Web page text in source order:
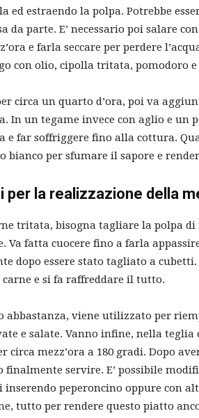
ed estraendo la polpa. Potrebbe
da parte. E’ necessario poi salare
e farla seccare per perdere
con olio, cipolla tritata, pomodoro e
circa un quarto d’ora, poi va
In un tegame invece con aglio e un
e far soffriggere fino alla cottura.
bianco per sfumare il sapore e
per la realizzazione della
tritata, bisogna tagliare la polpa di
Va fatta cuocere fino a farla
dopo essere stato tagliato a
e si fa raffreddare il tutto.
abbastanza, viene utilizzato per
e salate. Vanno infine, nella teglia
circa mezz’ora a 180 gradi. Dopo
finalmente servire. E’ possibile
peperoncino oppure con
tutto per rendere questo piatto